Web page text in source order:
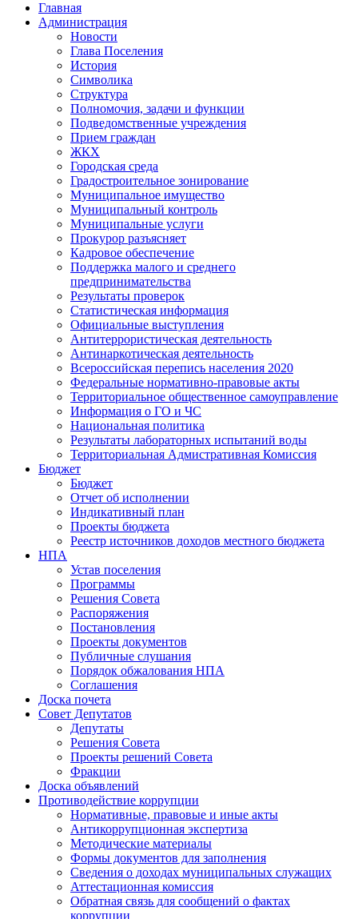
Главная
Администрация
Новости
Глава Поселения
История
Символика
Структура
Полномочия, задачи и функции
Подведомственные учреждения
Прием граждан
ЖКХ
Городская среда
Градостроительное зонирование
Муниципальное имущество
Муниципальный контроль
Муниципальные услуги
Прокурор разъясняет
Кадровое обеспечение
Поддержка малого и среднего
предпринимательства
Результаты проверок
Статистическая информация
Официальные выступления
Антитеррористическая деятельность
Антинаркотическая деятельность
Всероссийская перепись населения 2020
Федеральные нормативно-правовые акты
Территориальное общественное самоуправление
Информация о ГО и ЧС
Национальная политика
Результаты лабораторных испытаний воды
Территориальная Адмистративная Комиссия
Бюджет
Бюджет
Отчет об исполнении
Индикативный план
Проекты бюджета
Реестр источников доходов местного бюджета
НПА
Устав поселения
Программы
Решения Совета
Распоряжения
Постановления
Проекты документов
Публичные слушания
Порядок обжалования НПА
Соглашения
Доска почета
Совет Депутатов
Депутаты
Решения Совета
Проекты решений Совета
Фракции
Доска объявлений
Противодействие коррупции
Нормативные, правовые и иные акты
Антикоррупционная экспертиза
Методические материалы
Формы документов для заполнения
Сведения о доходах муниципальных служащих
Аттестационная комиссия
Обратная связь для сообщений о фактах
коррупции